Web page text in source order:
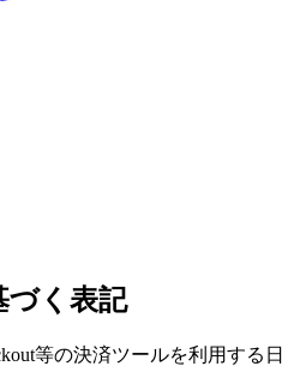
づく表記
等の決済ツールを利用する日